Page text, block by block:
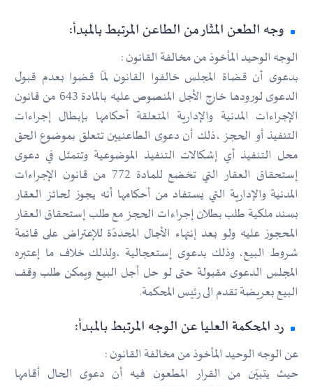
وجه الطعن المثار من الطاعن المرتبط بالمبدأ:
الوجه الوحيد المأخوذ من مخالفة القانون :
بدعوى أن قضاة المجلس خالفوا القانون لمّا قضوا بعدم قبول
الدعوى لورودها خارج الأجل المنصوص عليه بالمادة 643 من قانون
الإجراءات المدنية والإدارية المتعلقة أحكامها بإبطال إجراءات
التنفيذ أو الحجز ،ذلك أن دعوى الطاعنيين تتعلق بموضوع الحق
محل التنفيذ أي إشكالات التنفيذ الموضوعية وتتمثل في دعوى
إستحقاق العقار التي تخضع للمادة 772 من قانون الإجراءات
المدنية والإدارية التي يستفاد من أحكامها أنه يجوز لحائز العقار
بسند ملكية طلب بطلان إجراءات الحجز مع طلب إستحقاق العقار
المحجوز عليه ولو بعد إنتهاء الأجال المحددّة للإعتراض على قائمة
شروط البيع، وذلك بدعوى إستعجالية ،ولذلك خلاف ما إعتبره
المجلس الدعوى مقبولة حتى لو حل أجل البيع ويمكن طلب وقف
البيع بعريضة تقدم الى رئيس المحكمة.
رد المحكمة العليا عن الوجه المرتبط بالمبدأ:
عن الوجه الوحيد المأخوذ من مخالفة القانون :
حيث يتبيّن من القرار المطعون فيه أن دعوى الحال أقامها